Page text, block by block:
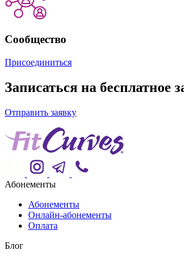
Сообщество
Присоединиться
Записаться на бесплатное
Отправить заявку
Абонементы
Абонементы
Онлайн-абонементы
Оплата
Блог